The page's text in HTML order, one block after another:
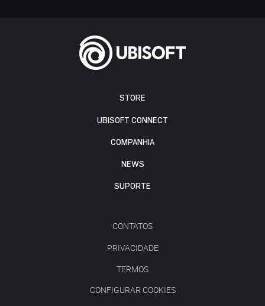
STORE
UBISOFT CONNECT
COMPANHIA
NEWS
SUPORTE
CONTATOS
PRIVACIDADE
TERMOS
CONFIGURAR COOKIES